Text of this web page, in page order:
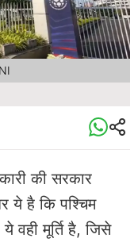
की सरकार
ये है कि पश्चिम
वही मूर्ति है, जिसे